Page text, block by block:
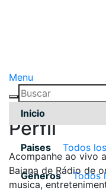
Menu
Inicio
Paises Todos
Géneros Todos
Pérfil
Acompanhe ao vivo
Baiana de Rádio de
musica,